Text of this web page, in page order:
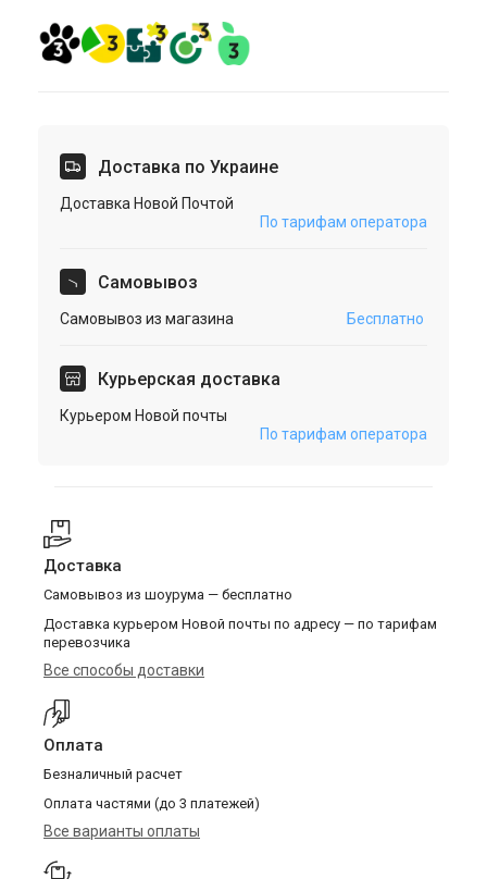
Доставка по Украине
Доставка Новой Почтой
По тарифам оператора
Cамовывоз
Самовывоз из магазина Бесплатно
Курьерская доставка
Курьером Новой почты
По тарифам оператора
Доставка
Самовывоз из шоурума — бесплатно
Доставка курьером Новой почты по адресу — по тарифам
перевозчика
Все способы доставки
Оплата
Безналичный расчет
Оплата частями (до 3 платежей)
Все варианты оплаты